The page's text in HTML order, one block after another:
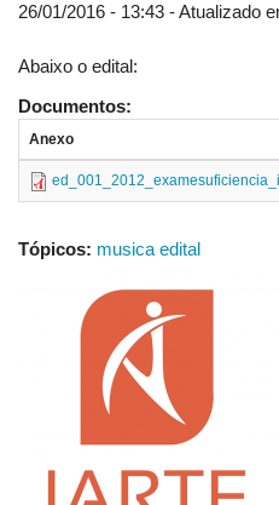
26/01/2016 - 13:43 - Atualizado
Abaixo o edital:
Documentos:
Anexo
Tópicos: musica edital